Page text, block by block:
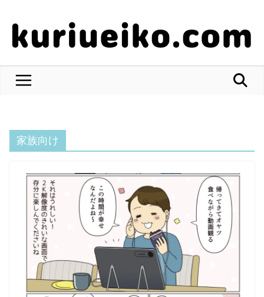
家族向け